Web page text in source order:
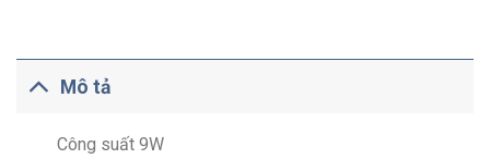
Mô tả
Công suất 9W